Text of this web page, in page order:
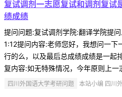
复试调剂一志愿复试和调剂复试
绩成绩
提问问题:复试调剂学院:翻译学院提
1:12提问内容:老师您好，我想问一下
行的么，以及最后总成绩成绩是一起
复内容:如无特殊情况，今年原则上
四川外国语大学考研问题 本站小编 四川